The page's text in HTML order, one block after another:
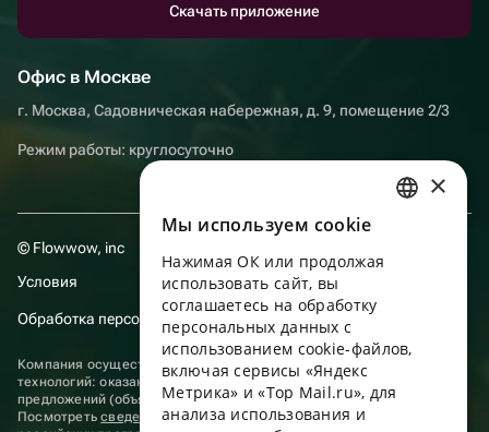
Скачать приложение
Офис в Москве
г. Москва, Садовническая набережная, д. 9, помещение 2/3
Режим работы: круглосуточно
© Flowwow, inc
Условия
Обработка персональных данных
Компания осуществляет деятельность в области информационных
технологий: оказание услуг в сети “Интернет” по размещению
предложений (объявлений) продавцов о реализации товаров.
Посмотретьсведения о программах, включенных в реестр
ENGLISH
UKRAINIAN
PORTUGUESE
×
Мы используем сookie
Нажимая ОК или продолжая
использовать сайт, вы
соглашаетесь на обработку
персональных данных с
использованием cookie-файлов,
включая сервисы «Яндекс
Метрика» и «Top Mail.ru», для
анализа использования и